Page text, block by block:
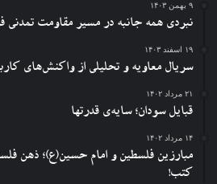
۹ بهمن ۱۴۰۳
نبردی همه جانبه در مسیر مقاومت تمدنی
۱۹ اسفند ۱۴۰۳
سریال معاویه و تحلیلی از واکنش‌های
۲۱ مرداد ۱۴۰۲
قبایل سودان؛ سایه‌ی قدرتها
۱۴ مرداد ۱۴۰۲
مبارزین فلسطین و امام حسین(ع)؛ ذهن
کتب!